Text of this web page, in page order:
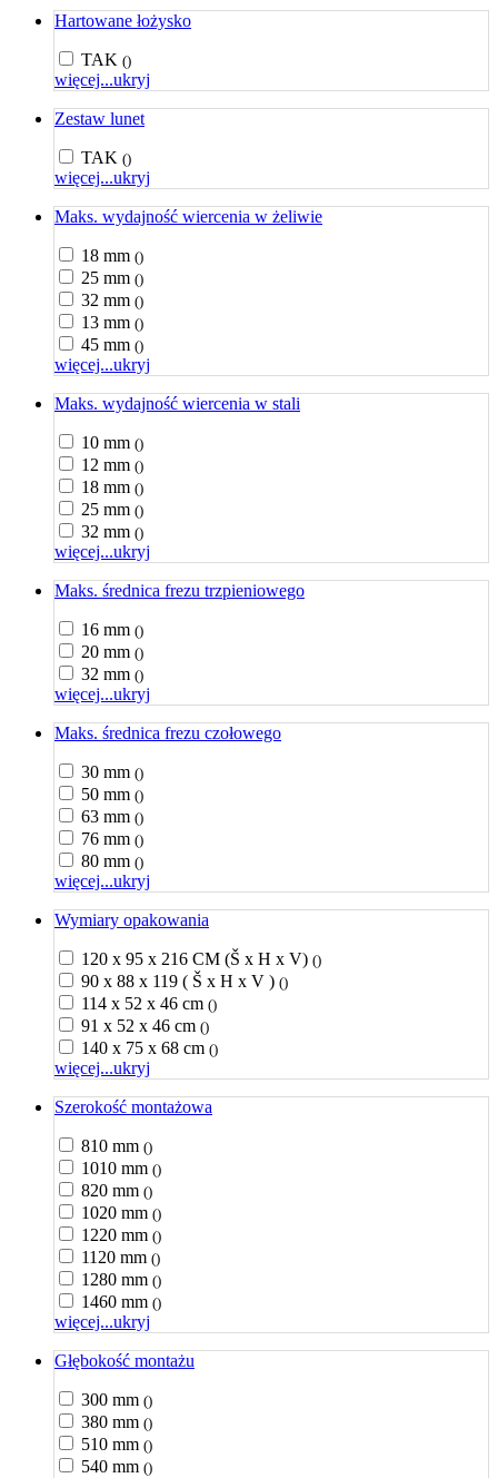
Hartowane łożysko
TAK ()
więcej...ukryj
Zestaw lunet
TAK ()
więcej...ukryj
Maks. wydajność wiercenia w żeliwie
18 mm ()
25 mm ()
32 mm ()
13 mm ()
45 mm ()
więcej...ukryj
Maks. wydajność wiercenia w stali
10 mm ()
12 mm ()
18 mm ()
25 mm ()
32 mm ()
więcej...ukryj
Maks. średnica frezu trzpieniowego
16 mm ()
20 mm ()
32 mm ()
więcej...ukryj
Maks. średnica frezu czołowego
30 mm ()
50 mm ()
63 mm ()
76 mm ()
80 mm ()
więcej...ukryj
Wymiary opakowania
120 x 95 x 216 CM (Š x H x V) ()
90 x 88 x 119 ( Š x H x V ) ()
114 x 52 x 46 cm ()
91 x 52 x 46 cm ()
140 x 75 x 68 cm ()
więcej...ukryj
Szerokość montażowa
810 mm ()
1010 mm ()
820 mm ()
1020 mm ()
1220 mm ()
1120 mm ()
1280 mm ()
1460 mm ()
więcej...ukryj
Głębokość montażu
300 mm ()
380 mm ()
510 mm ()
540 mm ()